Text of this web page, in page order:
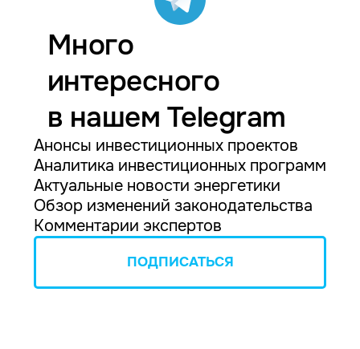
Много
интересного
в нашем Telegram
Анонсы инвестиционных проектов
Аналитика инвестиционных программ
Актуальные новости энергетики
Обзор изменений законодательства
Комментарии экспертов
ПОДПИСАТЬСЯ